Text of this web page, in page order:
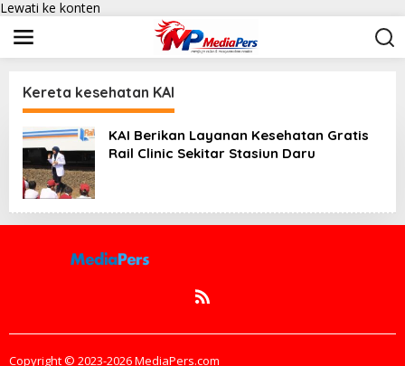
Lewati ke konten
Kereta kesehatan KAI
KAI Berikan Layanan Kesehatan Gratis
Rail Clinic Sekitar Stasiun Daru
Copyright © 2023-2026 MediaPers.com